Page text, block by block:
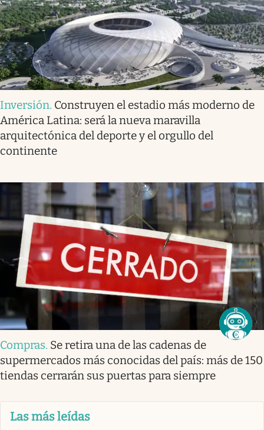
Inversión. Construyen el estadio más moderno de
América Latina: será la nueva maravilla
arquitectónica del deporte y el orgullo del
continente
Compras. Se retira una de las cadenas de
supermercados más conocidas del país: más de 150
tiendas cerrarán sus puertas para siempre
Las más leídas